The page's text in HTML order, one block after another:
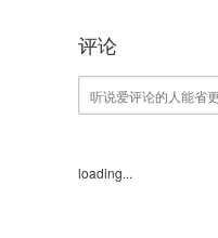
评论
loading...